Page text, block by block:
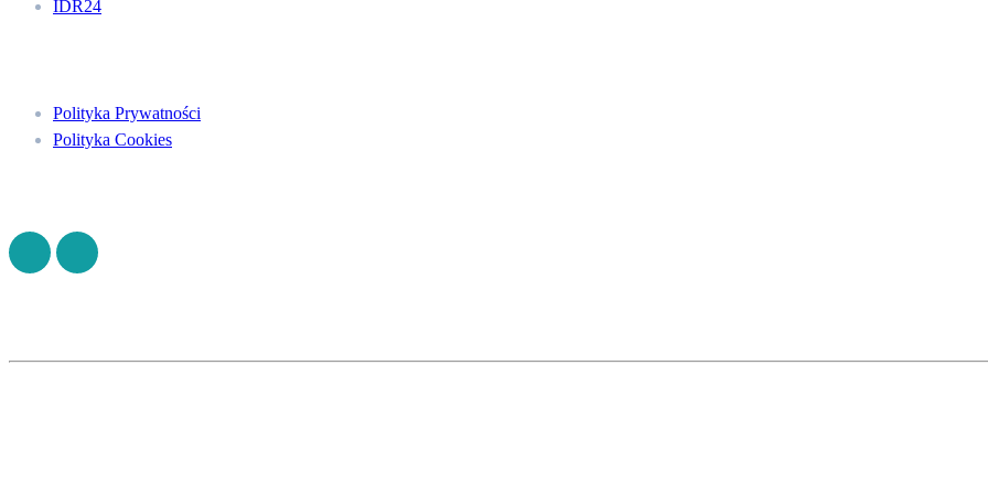
IDR24
Polityka Prywatności
Polityka Cookies